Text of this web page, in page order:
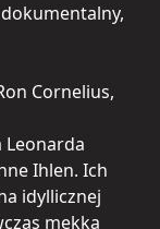
Cornelius,
Leonarda
Ihlen. Ich
idyllicznej
mekką